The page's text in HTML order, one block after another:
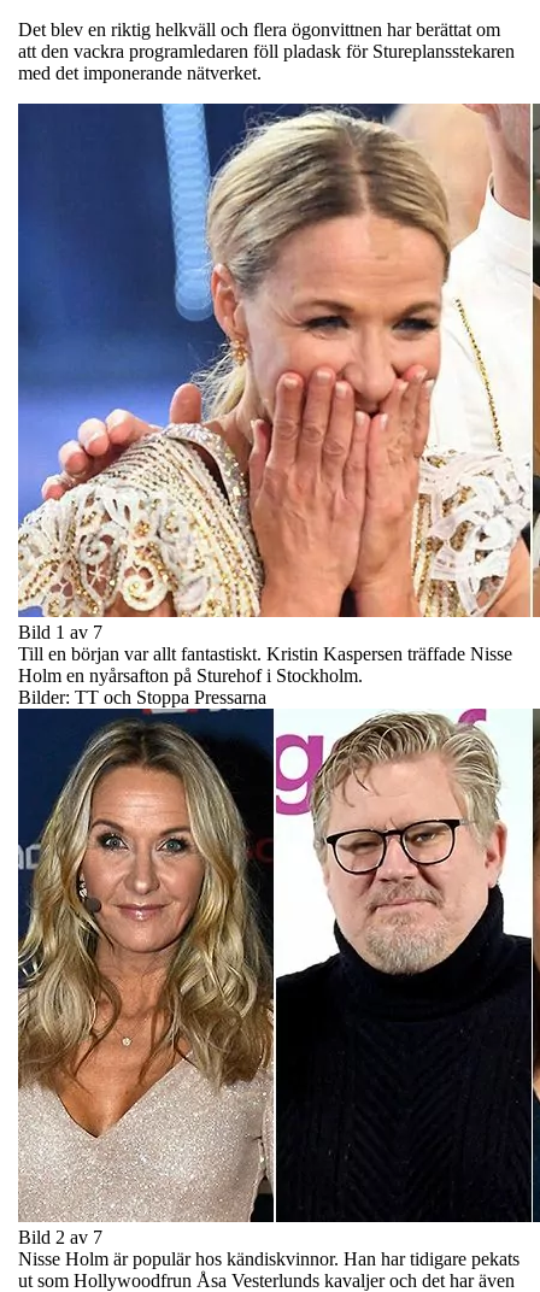
Det blev en riktig helkväll och flera ögonvittnen har berättat om
att den vackra programledaren föll pladask för Stureplansstekaren
med det imponerande nätverket.
Bild 1 av 7
Till en början var allt fantastiskt. Kristin Kaspersen träffade Nisse
Holm en nyårsafton på Sturehof i Stockholm.
Bilder: TT och Stoppa Pressarna
Bild 2 av 7
Nisse Holm är populär hos kändiskvinnor. Han har tidigare pekats
ut som Hollywoodfrun Åsa Vesterlunds kavaljer och det har även